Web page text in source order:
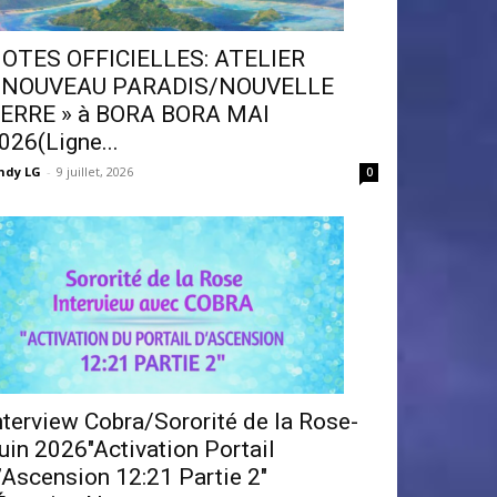
OFFICIELLES: ATELIER
PARADIS/NOUVELLE
» à BORA BORA MAI
LG - 9 juillet, 2026 0
Cobra/Sororité de la Rose-
2026″Activation Portail
12:21 Partie 2″